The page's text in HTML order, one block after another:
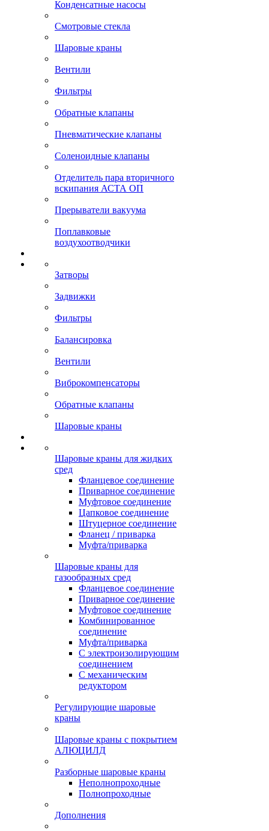
Конденсатные насосы
Смотровые стекла
Шаровые краны
Вентили
Фильтры
Обратные клапаны
Пневматические клапаны
Соленоидные клапаны
Отделитель пара вторичного
вскипания АСТА ОП
Прерыватели вакуума
Поплавковые
воздухоотводчики
Затворы
Задвижки
Фильтры
Балансировка
Вентили
Виброкомпенсаторы
Обратные клапаны
Шаровые краны
Шаровые краны для жидких
сред
Фланцевое соединение
Приварное соединение
Муфтовое соединение
Цапковое соединение
Штуцерное соединение
Фланец / приварка
Муфта/приварка
Шаровые краны для
газообразных сред
Фланцевое соединение
Приварное соединение
Муфтовое соединение
Комбинированное
соединение
Муфта/приварка
С электроизолирующим
соединением
С механическим
редуктором
Регулирующие шаровые
краны
Шаровые краны с покрытием
АЛЮЦИЛД
Разборные шаровые краны
Неполнопроходные
Полнопроходные
Дополнения